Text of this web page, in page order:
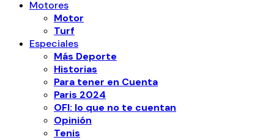
Motores
Motor
Turf
Especiales
Más Deporte
Historias
Para tener en Cuenta
Paris 2024
OFI: lo que no te cuentan
Opinión
Tenis